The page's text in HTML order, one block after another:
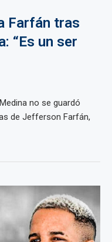
Farfán tras
“Es un ser
no se guardó
de Jefferson Farfán,